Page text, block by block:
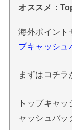
オススメ：
海外ポイント
プキャッシュ
まずはコチラ
トップキャ
ャッシュバッ